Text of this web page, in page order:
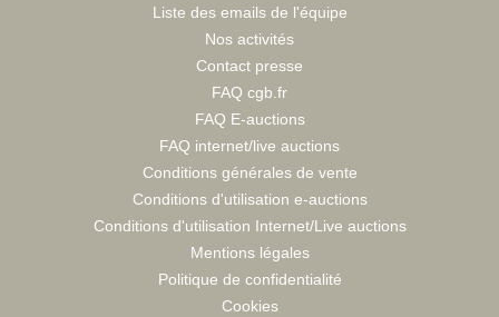
Liste des emails de l'équipe
Nos activités
Contact presse
FAQ cgb.fr
FAQ E-auctions
FAQ internet/live auctions
Conditions générales de vente
Conditions d'utilisation e-auctions
Conditions d'utilisation Internet/Live auctions
Mentions légales
Politique de confidentialité
Cookies